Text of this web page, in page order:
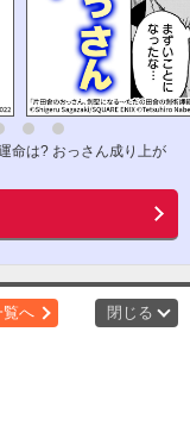
命は? おっさん成り上が
覧へ 閉じる